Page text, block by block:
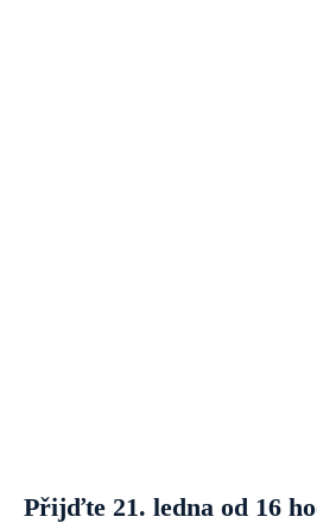
Přijďte 21. ledna od 16